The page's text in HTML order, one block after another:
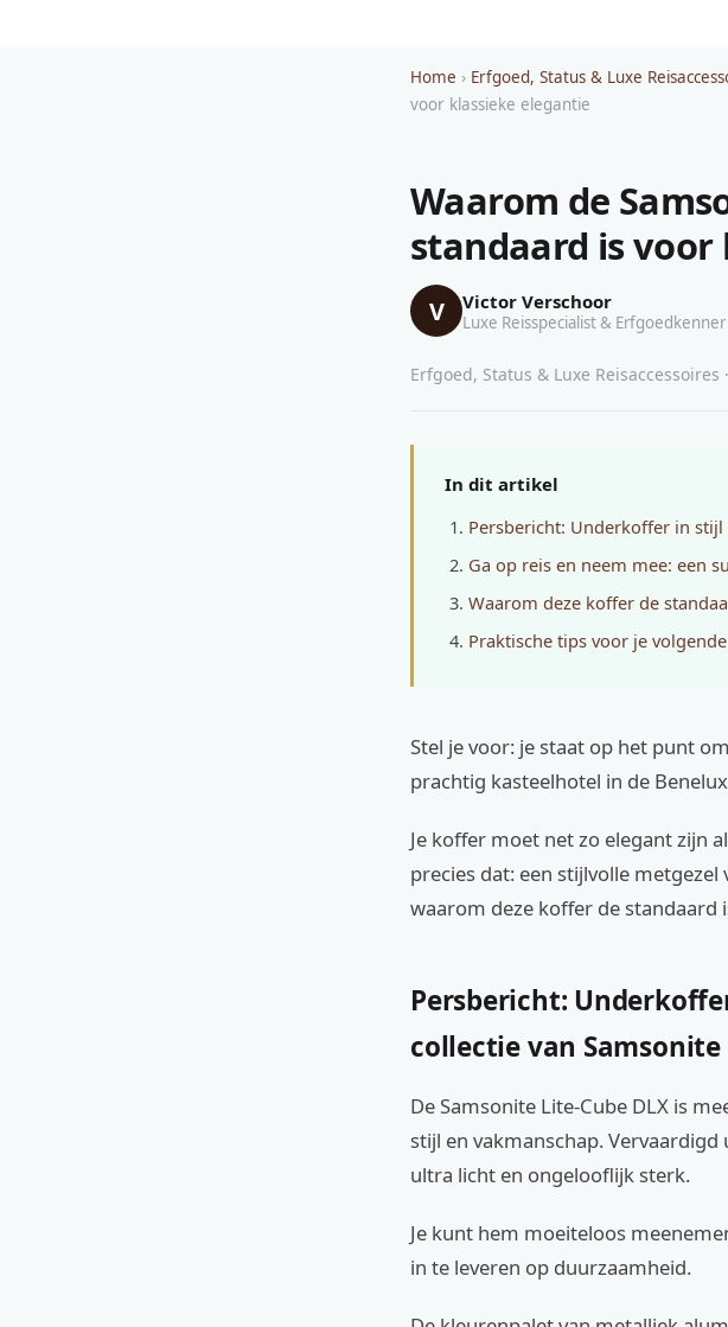
Home › Erfgoed, Status & Luxe
voor klassieke elegantie
Waarom de
standaard is
V Victor Verschoor
Luxe Reisspecialist & Erfgoedkenner
Erfgoed, Status & Luxe Reisaccessoires
In dit artikel
Persbericht: Underkoffer in
Ga op reis en neem mee: een
Waarom deze koffer de
Praktische tips voor je
Stel je voor: je staat op het punt
prachtig kasteelhotel in de
Je koffer moet net zo elegant zijn
precies dat: een stijlvolle
waarom deze koffer de standaard
Persbericht:
collectie van Samsonite
De Samsonite Lite-Cube DLX is
stijl en vakmanschap.
ultra licht en ongelooflijk sterk.
Je kunt hem moeiteloos
in te leveren op duurzaamheid.